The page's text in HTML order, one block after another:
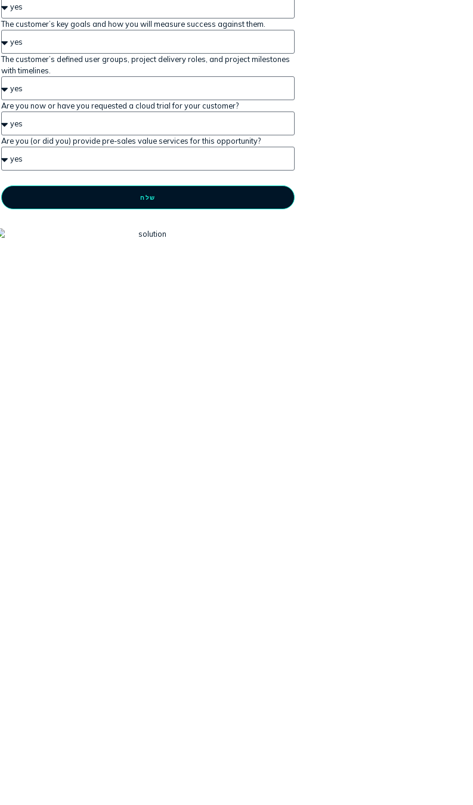
The customer’s key goals and how you will measure success against them.
The customer’s defined user groups, project delivery roles, and project milestones
with timelines.
Are you now or have you requested a cloud trial for your customer?
Are you (or did you) provide pre-sales value services for this opportunity?
שלח